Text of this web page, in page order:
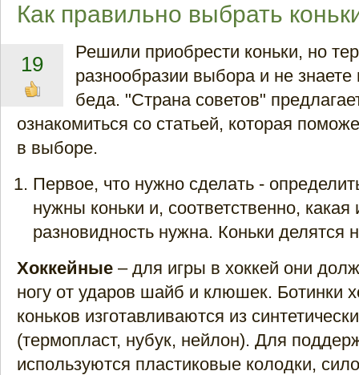
Как правильно выбрать
19
Решили приобрести коньки, но
разнообразии выбора и не
беда. "Страна советов"
ознакомиться со статьей, которая
в выборе.
Первое, что нужно сделать -
нужны коньки и, соответственно, какая
разновидность нужна. Коньки делятся
Хоккейные – для игры в хоккей они
ногу от ударов шайб и клюшек. Ботинки
коньков изготавливаются из
(термопласт, нубук, нейлон). Для
используются пластиковые колодки,